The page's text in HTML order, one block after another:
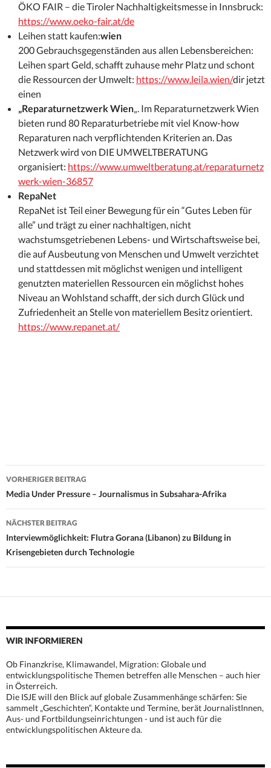
ÖKO FAIR – die Tiroler Nachhaltigkeitsmesse in Innsbruck:
https://www.oeko-fair.at/de
Leihen statt kaufen:wien
200 Gebrauchsgegenständen aus allen Lebensbereichen:
Leihen spart Geld, schafft zuhause mehr Platz und schont
die Ressourcen der Umwelt: https://www.leila.wien/dir jetzt
einen
„Reparaturnetzwerk Wien„. Im Reparaturnetzwerk Wien
bieten rund 80 Reparaturbetriebe mit viel Know-how
Reparaturen nach verpflichtenden Kriterien an. Das
Netzwerk wird von DIE UMWELTBERATUNG
organisiert: https://www.umweltberatung.at/reparaturnetz
werk-wien-36857
RepaNet
RepaNet ist Teil einer Bewegung für ein “Gutes Leben für
alle” und trägt zu einer nachhaltigen, nicht
wachstumsgetriebenen Lebens- und Wirtschaftsweise bei,
die auf Ausbeutung von Menschen und Umwelt verzichtet
und stattdessen mit möglichst wenigen und intelligent
genutzten materiellen Ressourcen ein möglichst hohes
Niveau an Wohlstand schafft, der sich durch Glück und
Zufriedenheit an Stelle von materiellem Besitz orientiert.
https://www.repanet.at/
Beitrags-
Navigation
VORHERIGER BEITRAG
Media Under Pressure – Journalismus in Subsahara-Afrika
NÄCHSTER BEITRAG
Interviewmöglichkeit: Flutra Gorana (Libanon) zu Bildung in
Krisengebieten durch Technologie
WIR INFORMIEREN
Ob Finanzkrise, Klimawandel, Migration: Globale und
entwicklungspolitische Themen betreffen alle Menschen – auch hier
in Österreich.
Die ISJE will den Blick auf globale Zusammenhänge schärfen: Sie
sammelt „Geschichten“, Kontakte und Termine, berät JournalistInnen,
Aus- und Fortbildungseinrichtungen - und ist auch für die
entwicklungspolitischen Akteure da.